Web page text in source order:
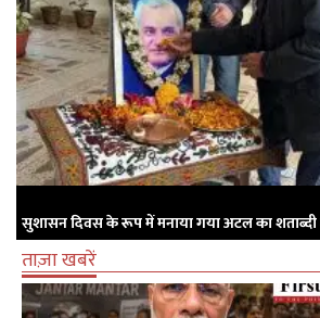
सुशासन दिवस के रूप में मनाया गया अटल का
ताज़ा खबरें